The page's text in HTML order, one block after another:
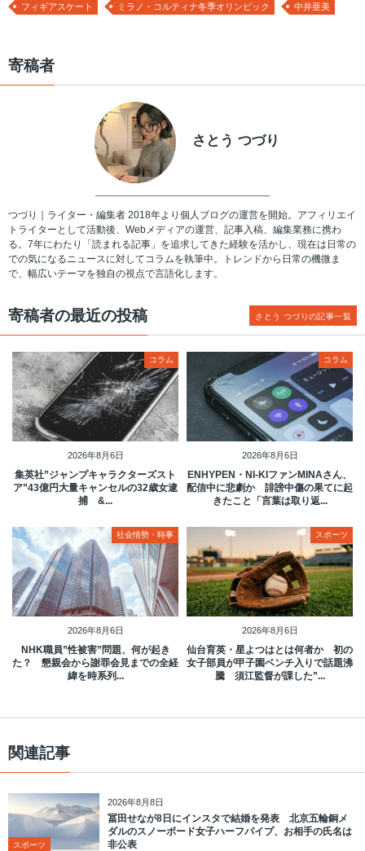
フィギアスケート ミラノ・コルティナ冬季オリンピック 中井亜美
寄稿者
さとう つづり
つづり｜ライター・編集者 2018年より個人ブログの運営を開始。アフィリエイ
トライターとして活動後、Webメディアの運営、記事入稿、編集業務に携わ
る。7年にわたり「読まれる記事」を追求してきた経験を活かし、現在は日常の
での気になるニュースに対してコラムを執筆中。トレンドから日常の機微ま
で、幅広いテーマを独自の視点で言語化します。
寄稿者の最近の投稿
2026年8月6日
コラム
集英社”ジャンプキャラクターズスト
ア”43億円大量キャンセルの32歳女逮
捕 &...
2026年8月6日
コラム
ENHYPEN・NI-KIファンMINAさん、
配信中に悲劇か 誹謗中傷の果てに起
きたこと「言葉は取り返...
2026年8月6日
社会情勢・時事
NHK職員”性被害”問題、何が起き
た？ 懇親会から謝罪会見までの全経
緯を時系列...
2026年8月6日
スポーツ
仙台育英・星よつはとは何者か 初の
女子部員が甲子園ベンチ入りで話題沸
騰 須江監督が課した”...
さとう つづりの記事一覧
関連記事
2026年8月8日
スポーツ
冨田せなが8日にインスタで結婚を発表 北京五輪銅メ
ダルのスノーボード女子ハーフパイプ、お相手の氏名は
非公表